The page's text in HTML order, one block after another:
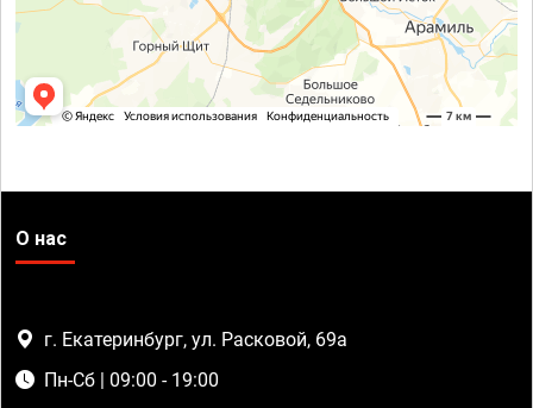
О нас
г. Екатеринбург, ул. Расковой, 69а
Пн-Сб | 09:00 - 19:00